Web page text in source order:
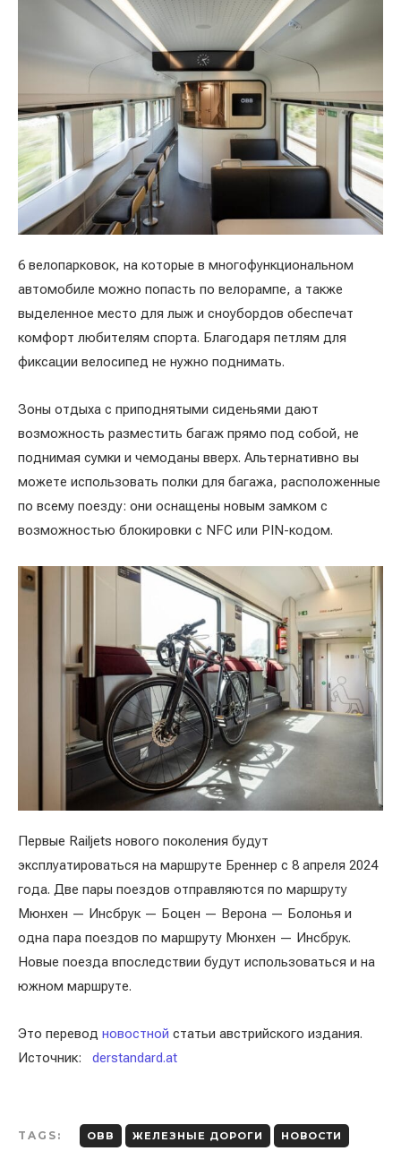
6 велопарковок, на которые в многофункциональном
автомобиле можно попасть по велорампе, а также
выделенное место для лыж и сноубордов обеспечат
комфорт любителям спорта. Благодаря петлям для
фиксации велосипед не нужно поднимать.
Зоны отдыха с приподнятыми сиденьями дают
возможность разместить багаж прямо под собой, не
поднимая сумки и чемоданы вверх. Альтернативно вы
можете использовать полки для багажа, расположенные
по всему поезду: они оснащены новым замком с
возможностью блокировки с NFC или PIN-кодом.
Первые Railjets нового поколения будут
эксплуатироваться на маршруте Бреннер с 8 апреля 2024
года. Две пары поездов отправляются по маршруту
Мюнхен — Инсбрук — Боцен — Верона — Болонья и
одна пара поездов по маршруту Мюнхен — Инсбрук.
Новые поезда впоследствии будут использоваться и на
южном маршруте.
Это перевод новостной статьи австрийского издания.
Источник: derstandard.at
TAGS: OBB ЖЕЛЕЗНЫЕ ДОРОГИ НОВОСТИ